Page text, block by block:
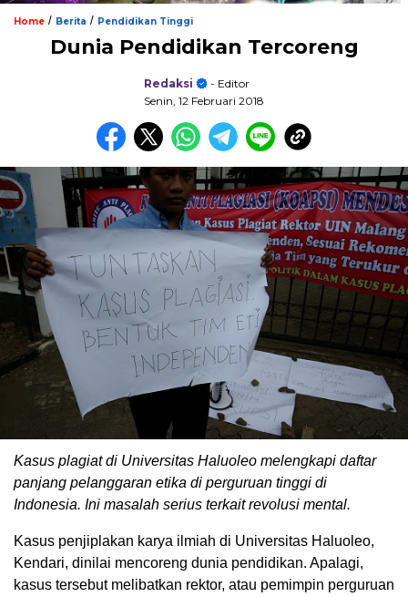
Home / Berita / Pendidikan Tinggi
Dunia Pendidikan Tercoreng
Redaksi
- Editor
Senin, 12 Februari 2018
Kasus plagiat di Universitas Haluoleo melengkapi daftar
panjang pelanggaran etika di perguruan tinggi di
Indonesia. Ini masalah serius terkait revolusi mental.
Kasus penjiplakan karya ilmiah di Universitas Haluoleo,
Kendari, dinilai mencoreng dunia pendidikan. Apalagi,
kasus tersebut melibatkan rektor, atau pemimpin perguruan